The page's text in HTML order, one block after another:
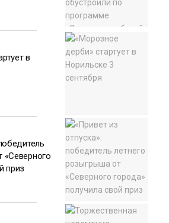
в
«Северного
приз